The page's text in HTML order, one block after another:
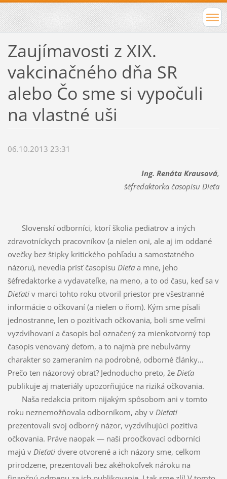
Zaujímavosti z XIX.
vakcinačného dňa SR
alebo Čo sme si vypočuli
na vlastné uši
06.10.2013 23:31
Ing. Renáta Krausová,
šéfredaktorka časopisu Dieťa
Slovenskí odborníci, ktorí školia pediatrov a iných
zdravotníckych pracovníkov (a nielen oni, ale aj im oddané
ovečky bez štipky kritického pohľadu a samostatného
názoru), nevedia prísť časopisu Dieťaa mne, jeho
šéfredaktorke a vydavateľke, na meno, a to od času, keď sa v
Dieťativ marci tohto roku otvoril priestor pre všestranné
informácie o očkovaní (a nielen o ňom). Kým sme písali
jednostranne, len o pozitívach očkovania, boli sme veľmi
vyzdvihovaní a časopis bol označený za mienkotvorný top
časopis venovaný deťom, a to najmä pre nebulvárny
charakter so zameraním na podrobné, odborné články…
Prečo ten názorový obrat? Jednoducho preto, že Dieťa
publikuje aj materiály upozorňujúce na riziká očkovania.
Naša redakcia pritom nijakým spôsobom ani v tomto
roku neznemožňovala odborníkom, aby v Dieťati
prezentovali svoj odborný názor, vyzdvihujúci pozitíva
očkovania. Práve naopak — naši proočkovací odborníci
majú v Dieťatidvere otvorené a ich názory sme, celkom
prirodzene, prezentovali bez akéhokoľvek nároku na